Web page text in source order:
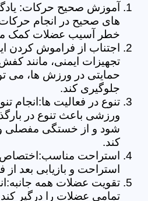
آموزش صحیح حرکات:
های صحیح در انجام
خطر آسیب عضلات کمک
اجتناب از فراموش کردن
تجهیزات ایمنی، مانند
حمایتی در ورزش ها، می
جلوگیری کند.
تنوع در فعالیت ها:انجام
ورزشی باعث تنوع در
شود و از خستگی مفصلی
کند.
استراحت مناسب:اختصاص
استراحت و بازیابی بعد
تقویت عضلات همه
تمامی عضلات را درگیر